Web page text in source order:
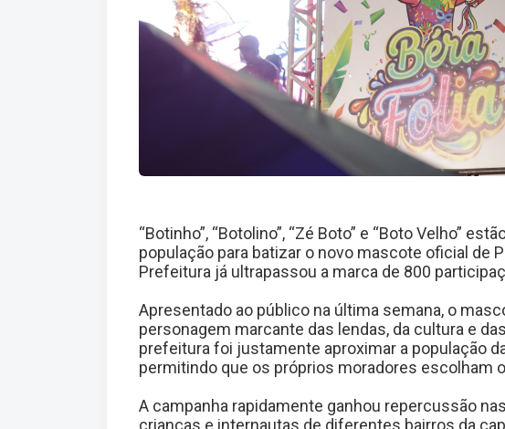
“Botinho”, “Botolino”, “Zé Boto” e “Boto Velho”
população para batizar o novo mascote oficial de
Prefeitura já ultrapassou a marca de 800
Apresentado ao público na última semana, o
personagem marcante das lendas, da cultura e
prefeitura foi justamente aproximar a população
permitindo que os próprios moradores escolham
A campanha rapidamente ganhou repercussão
crianças e internautas de diferentes bairros da